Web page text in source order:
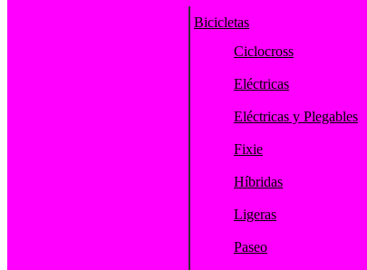
Bicicletas
Ciclocross
Eléctricas
Eléctricas y Plegables
Fixie
Híbridas
Ligeras
Paseo